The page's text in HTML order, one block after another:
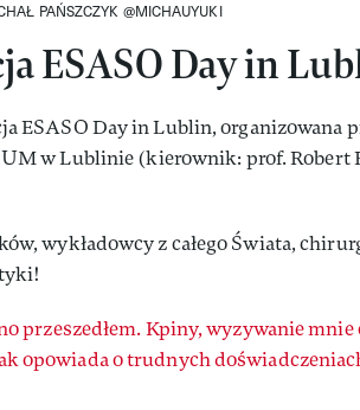
PAŃSZCZYK @MICHAUYUKI
ESASO Day in
ESASO Day in Lublin, organizowana
w Lublinie (kierownik: prof. Robert
wykładowcy z całego Świata,
przeszedłem. Kpiny, wyzywanie mnie
opowiada o trudnych